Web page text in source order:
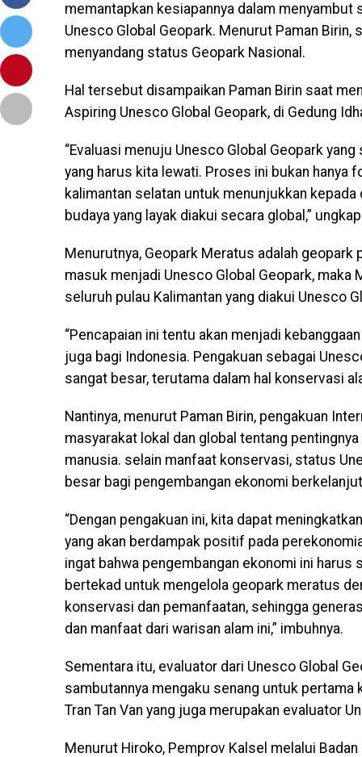
memantapkan kesiapannya dalam
Unesco Global Geopark. Menurut Paman
menyandang status Geopark Nasional.
Hal tersebut disampaikan Paman Birin saat
Aspiring Unesco Global Geopark, di Gedung
“Evaluasi menuju Unesco Global Geopark
yang harus kita lewati. Proses ini bukan hanya
kalimantan selatan untuk menunjukkan
budaya yang layak diakui secara global,”
Menurutnya, Geopark Meratus adalah geopark
masuk menjadi Unesco Global Geopark, maka
seluruh pulau Kalimantan yang diakui Unesco
“Pencapaian ini tentu akan menjadi
juga bagi Indonesia. Pengakuan sebagai
sangat besar, terutama dalam hal konservasi
Nantinya, menurut Paman Birin, pengakuan
masyarakat lokal dan global tentang
manusia. selain manfaat konservasi, status
besar bagi pengembangan ekonomi
“Dengan pengakuan ini, kita dapat
yang akan berdampak positif pada
ingat bahwa pengembangan ekonomi ini
bertekad untuk mengelola geopark meratus
konservasi dan pemanfaatan, sehingga
dan manfaat dari warisan alam ini,” imbuhnya.
Sementara itu, evaluator dari Unesco Global
sambutannya mengaku senang untuk pertama
Tran Tan Van yang juga merupakan evaluator
Menurut Hiroko, Pemprov Kalsel melalui